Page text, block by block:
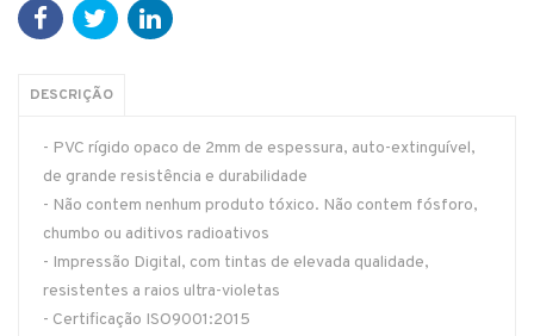
DESCRIÇÃO
- PVC rígido opaco de 2mm de espessura, auto-extinguível,
de grande resistência e durabilidade
- Não contem nenhum produto tóxico. Não contem fósforo,
chumbo ou aditivos radioativos
- Impressão Digital, com tintas de elevada qualidade,
resistentes a raios ultra-violetas
- Certificação ISO9001:2015